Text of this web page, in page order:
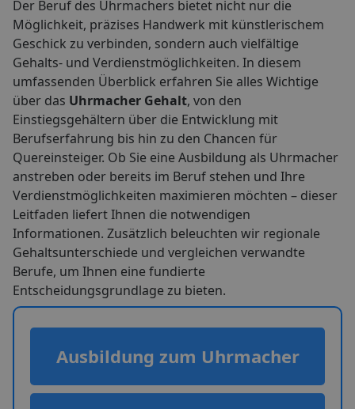
Der Beruf des Uhrmachers bietet nicht nur die
Möglichkeit, präzises Handwerk mit künstlerischem
Geschick zu verbinden, sondern auch vielfältige
Gehalts- und Verdienstmöglichkeiten. In diesem
umfassenden Überblick erfahren Sie alles Wichtige
über das Uhrmacher Gehalt, von den
Einstiegsgehältern über die Entwicklung mit
Berufserfahrung bis hin zu den Chancen für
Quereinsteiger. Ob Sie eine Ausbildung als Uhrmacher
anstreben oder bereits im Beruf stehen und Ihre
Verdienstmöglichkeiten maximieren möchten – dieser
Leitfaden liefert Ihnen die notwendigen
Informationen. Zusätzlich beleuchten wir regionale
Gehaltsunterschiede und vergleichen verwandte
Berufe, um Ihnen eine fundierte
Entscheidungsgrundlage zu bieten.
Ausbildung zum Uhrmacher